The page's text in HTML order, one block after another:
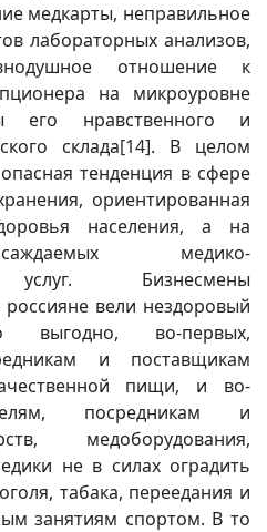
медкарты, неправильное
лабораторных анализов,
отношение к
на микроуровне
его нравственного и
склада[14]. В целом
тенденция в сфере
ориентированная
населения, а на
медико-
услуг. Бизнесмены
вели нездоровый
во-первых,
и поставщикам
пищи, и во-
посредникам и
медоборудования,
не в силах оградить
табака, переедания и
занятиям спортом. В то